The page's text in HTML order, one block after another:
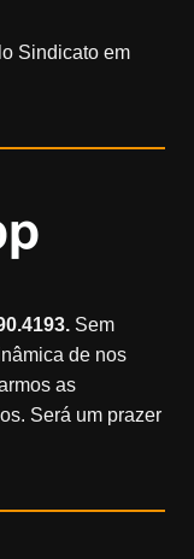
Sindicato em
Sem
de nos
as
Será um prazer